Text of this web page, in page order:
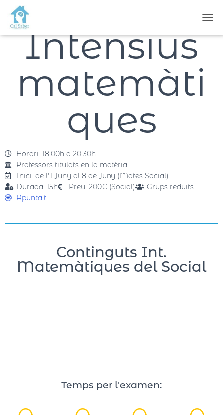
Intensius
matemàti
ques
Horari: 18:00h a 20:30h
Professors titulats en la matèria.
Inici: de l'1 Juny al 8 de Juny (Mates Social)
Durada: 15h
Preu: 200€ (Social)
Grups reduïts
Apunta't.
Continguts Int.
Matemàtiques del Social
Temps per l'examen: